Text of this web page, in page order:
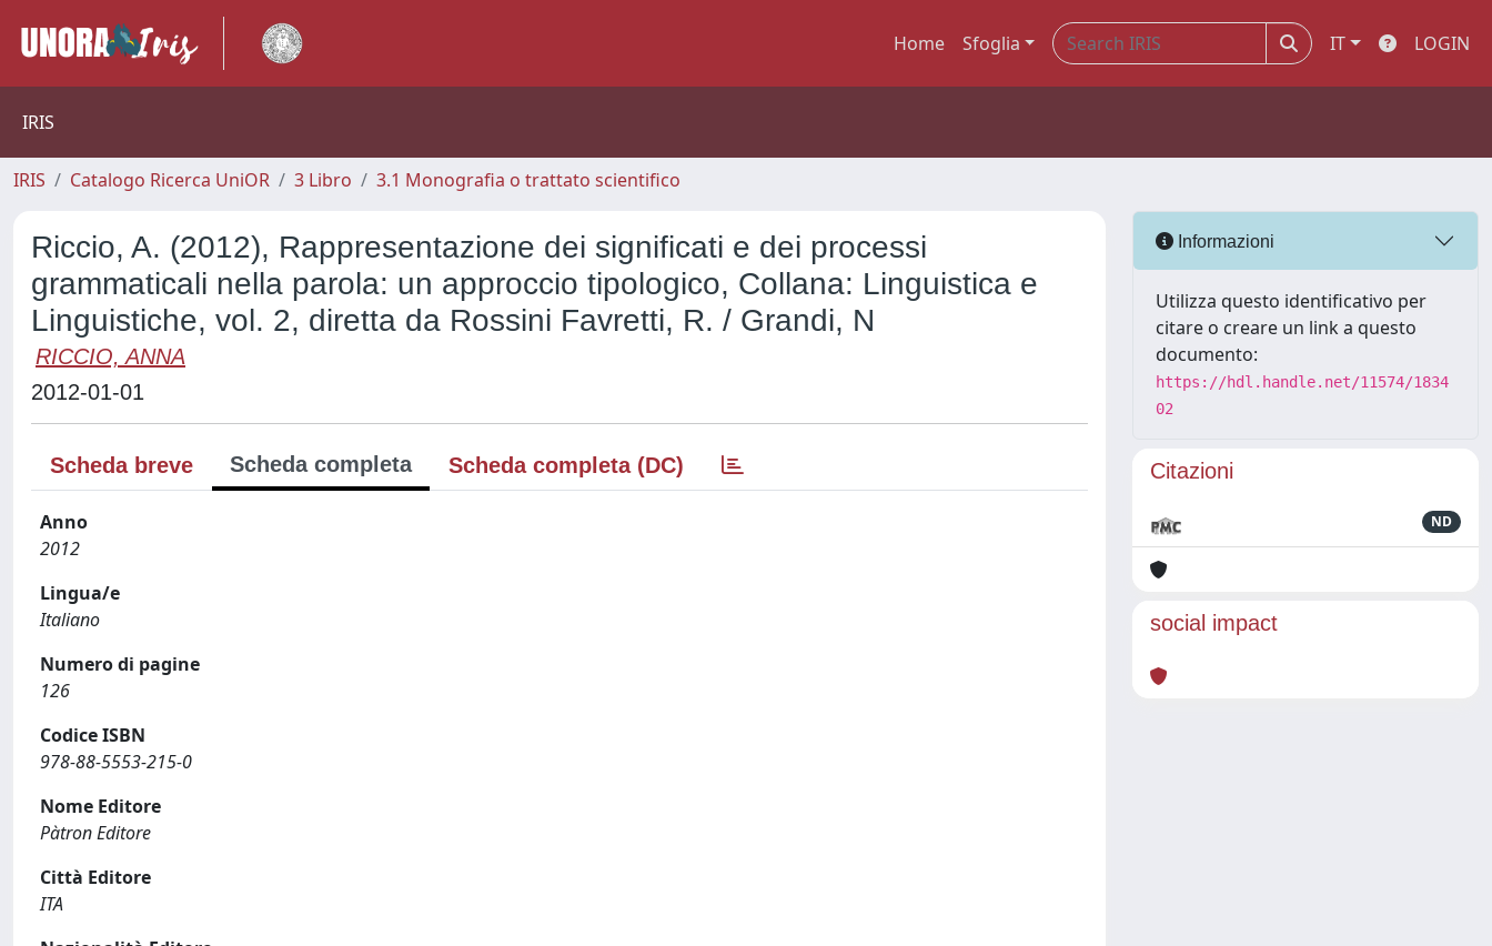
Home Sfoglia IT LOGIN
IRIS
IRIS Catalogo Ricerca UniOR 3 Libro 3.1 Monografia o trattato scientifico
Riccio, A. (2012), Rappresentazione dei significati e dei processi
grammaticali nella parola: un approccio tipologico, Collana: Linguistica e
Linguistiche, vol. 2, diretta da Rossini Favretti, R. / Grandi, N
RICCIO, ANNA
2012-01-01
Scheda breve Scheda completa Scheda completa (DC)
Anno
2012
Lingua/e
Italiano
Numero di pagine
126
Codice ISBN
978-88-5553-215-0
Nome Editore
Pàtron Editore
Città Editore
ITA
Informazioni
Utilizza questo identificativo per
citare o creare un link a questo
documento:
https://hdl.handle.net/11574/1834
02
Citazioni
ND
social impact